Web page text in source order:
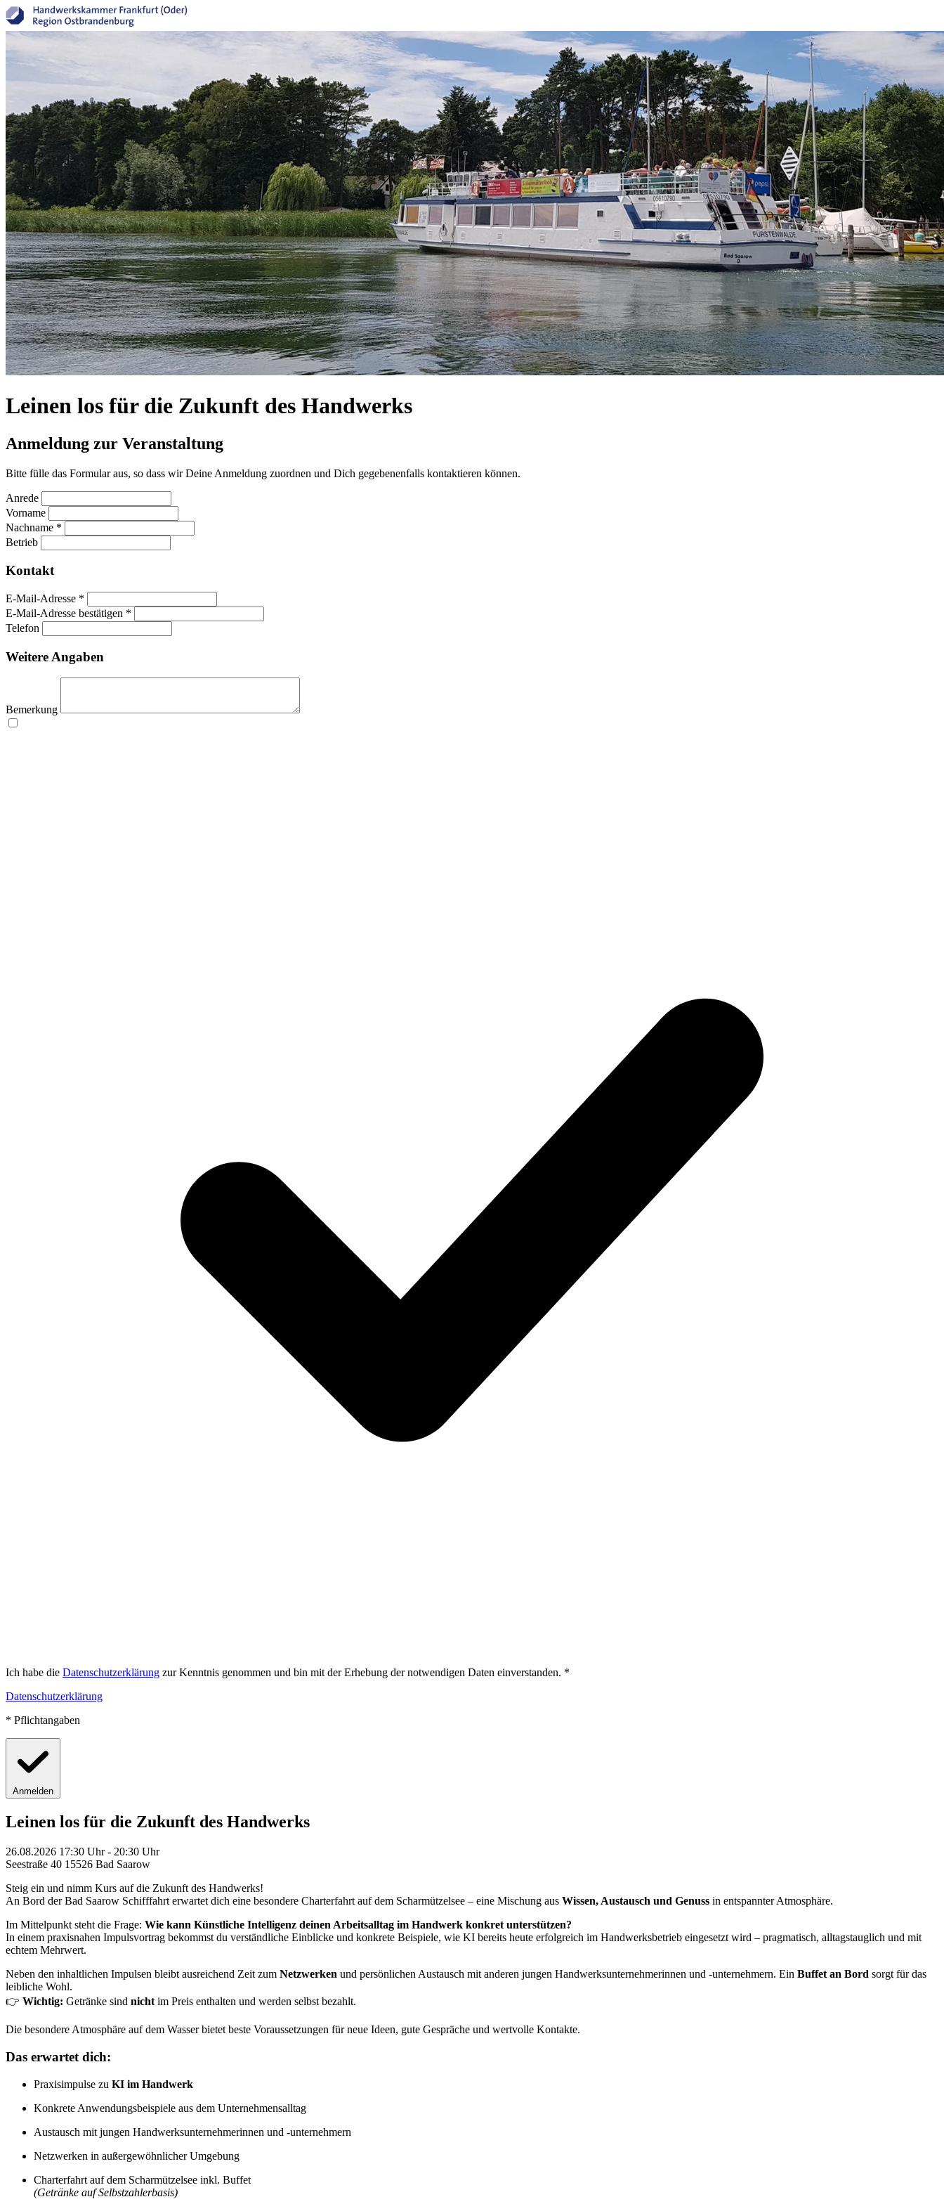
Leinen los für die Zukunft des Handwerks
Anmeldung zur Veranstaltung
Bitte fülle das Formular aus, so dass wir Deine Anmeldung zuordnen und Dich gegebenenfalls kontaktieren können.
Anrede
Vorname
Nachname *
Betrieb
Kontakt
E-Mail-Adresse *
E-Mail-Adresse bestätigen *
Telefon
Weitere Angaben
Bemerkung
Ich habe die Datenschutzerklärung zur Kenntnis genommen und bin mit der Erhebung der notwendigen Daten einverstanden. *
Datenschutzerklärung
* Pflichtangaben
Anmelden
Leinen los für die Zukunft des Handwerks
26.08.2026 17:30 Uhr - 20:30 Uhr
Seestraße 40 15526 Bad Saarow
Steig ein und nimm Kurs auf die Zukunft des Handwerks!
An Bord der Bad Saarow Schifffahrt erwartet dich eine besondere Charterfahrt auf dem Scharmützelsee – eine Mischung aus Wissen, Austausch und Genuss in entspannter Atmosphäre.
Im Mittelpunkt steht die Frage: Wie kann Künstliche Intelligenz deinen Arbeitsalltag im Handwerk konkret unterstützen?
In einem praxisnahen Impulsvortrag bekommst du verständliche Einblicke und konkrete Beispiele, wie KI bereits heute erfolgreich im Handwerksbetrieb eingesetzt wird – pragmatisch, alltagstauglich und mit
echtem Mehrwert.
Neben den inhaltlichen Impulsen bleibt ausreichend Zeit zum Netzwerken und persönlichen Austausch mit anderen jungen Handwerksunternehmerinnen und ‑unternehmern. Ein Buffet an Bord sorgt für das
leibliche Wohl.
👉 Wichtig: Getränke sind nicht im Preis enthalten und werden selbst bezahlt.
Die besondere Atmosphäre auf dem Wasser bietet beste Voraussetzungen für neue Ideen, gute Gespräche und wertvolle Kontakte.
Das erwartet dich:
Praxisimpulse zu KI im Handwerk
Konkrete Anwendungsbeispiele aus dem Unternehmensalltag
Austausch mit jungen Handwerksunternehmerinnen und ‑unternehmern
Netzwerken in außergewöhnlicher Umgebung
Charterfahrt auf dem Scharmützelsee inkl. Buffet
(Getränke auf Selbstzahlerbasis)